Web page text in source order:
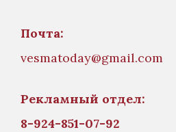
Почта:
vesmatoday@gmail.com
Рекламный отдел:
8-924-851-07-92